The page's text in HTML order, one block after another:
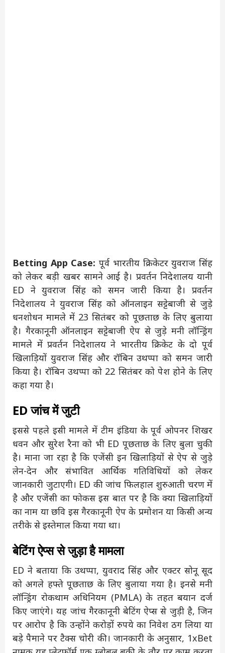
Betting App Case:पूर्व भारतीय क्रिकेटर युवराज सिंह
को लेकर बड़ी खबर सामने आई है। प्रवर्तन निदेशालय यानी
ED ने युवराज सिंह को समन जारी किया है। प्रवर्तन
निदेशालय ने युवराज सिंह को ऑनलाइन सट्टेबाजी से जुड़े
धनशोधन मामले में 23 सितंबर को पूछताछ के लिए बुलाया
है। गैरकानूनी ऑनलाइन सट्टेबाजी ऐप से जुड़े मनी लॉन्ड्रिंग
मामले में प्रवर्तन निदेशालय ने भारतीय क्रिकेट के दो पूर्व
खिलाड़ियों युवराज सिंह और रॉबिन उथप्पा को समन जारी
किया है। रॉबिन उथप्पा को 22 सितंबर को पेश होने के लिए
कहा गया है।
ED जांच में जुटी
इससे पहले इसी मामले में टीम इंडिया के पूर्व ओपनर शिखर
धवन और सुरेश रैना को भी ED पूछताछ के लिए बुला चुकी
है। माना जा रहा है कि एजेंसी इन खिलाड़ियों से ऐप से जुड़े
लेन-देन और संभावित आर्थिक गतिविधियों को लेकर
जानकारी जुटाएगी। ED की जांच फिलहाल शुरुआती चरण में
है और एजेंसी का फोकस इस बात पर है कि क्या खिलाड़ियों
का नाम या छवि इस गैरकानूनी ऐप के प्रमोशन या किसी अन्य
तरीके से इस्तेमाल किया गया था।
बेटिंग ऐप्स से जुड़ा है मामला
ED ने बताया कि उथप्पा, युवराद सिंह और एक्टर सोनू सूद
को अगले हफ्ते पूछताछ के लिए बुलाया गया है। इनसे मनी
लॉन्ड्रिंग रोकथाम अधिनियम (PMLA) के तहत बयान दर्ज
किए जाएंगे। यह जांच गैरकानूनी बेटिंग ऐप्स से जुड़ी है, जिन
पर आरोप है कि उन्होंने करोड़ों रुपये का निवेश ठग लिया या
बड़े पैमाने पर टैक्स चोरी की। जानकारी के अनुसार, 1xBet